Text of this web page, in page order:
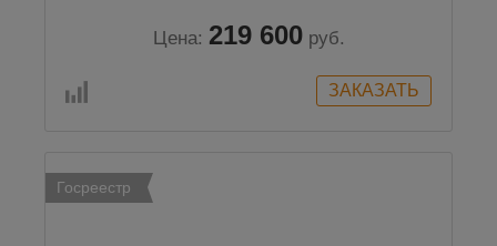
Цена: 219 600 руб.
Госреестр